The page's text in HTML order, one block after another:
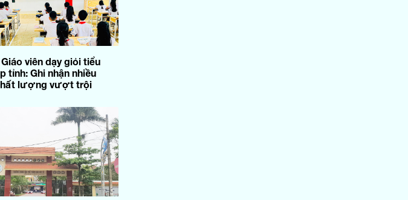
viên dạy giỏi tiểu
tỉnh: Ghi nhận nhiều
lượng vượt trội